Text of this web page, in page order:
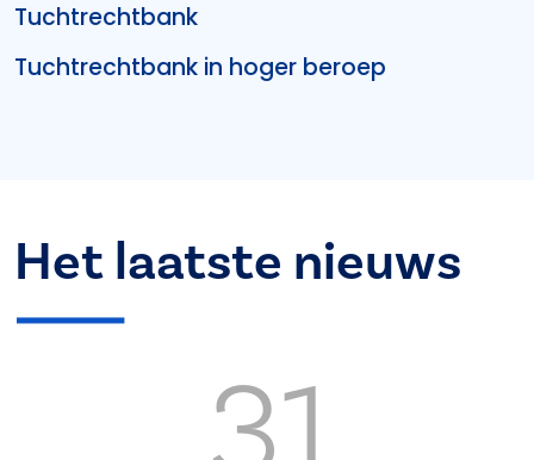
Tuchtrechtbank
Tuchtrechtbank in hoger beroep
Het laatste nieuws